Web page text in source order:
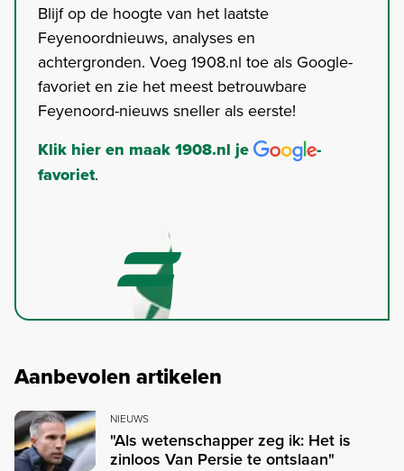
Blijf op de hoogte van het laatste
Feyenoordnieuws, analyses en
achtergronden. Voeg 1908.nl toe als Google-
favoriet en zie het meest betrouwbare
Feyenoord-nieuws sneller als eerste!
Klik hier en maak 1908.nl je
-
favoriet.
Aanbevolen artikelen
NIEUWS
"Als wetenschapper zeg ik: Het is
zinloos Van Persie te ontslaan"